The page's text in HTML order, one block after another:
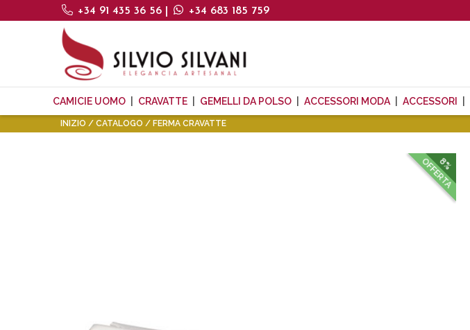
+34 91 435 36 56 +34 683 185 759
CAMICIE UOMO CRAVATTE GEMELLI DA POLSO ACCESSORI MODA ACCESSORI
INIZIO CATALOGO FERMA CRAVATTE
8%
OFFERTA